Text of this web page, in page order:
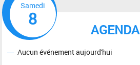
AGENDA
Samedi
8
Aucun événement aujourd'hui